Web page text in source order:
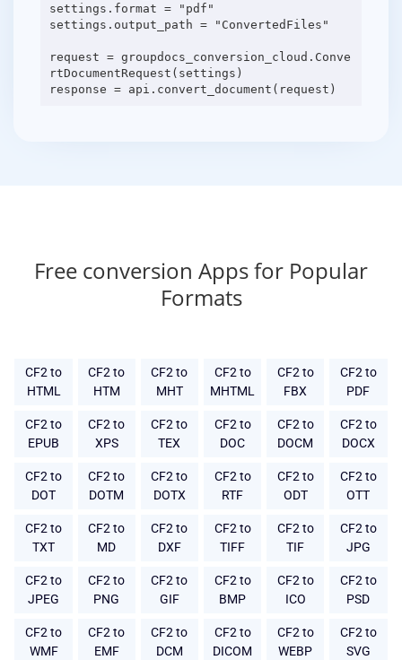
settings.format = "pdf"
settings.output_path = "ConvertedFiles"
request = groupdocs_conversion_cloud.Conve
rtDocumentRequest(settings)
Free conversion Apps for Popular
Formats
CF2 to
HTML
CF2 to
HTM
CF2 to
MHT
CF2 to
MHTML
CF2 to
FBX
CF2 to
PDF
CF2 to
EPUB
CF2 to
XPS
CF2 to
TEX
CF2 to
DOC
CF2 to
DOCM
CF2 to
DOCX
CF2 to
DOT
CF2 to
DOTM
CF2 to
DOTX
CF2 to
RTF
CF2 to
ODT
CF2 to
OTT
CF2 to
TXT
CF2 to
MD
CF2 to
DXF
CF2 to
TIFF
CF2 to
TIF
CF2 to
JPG
CF2 to
JPEG
CF2 to
PNG
CF2 to
GIF
CF2 to
BMP
CF2 to
ICO
CF2 to
PSD
CF2 to
WMF
CF2 to
EMF
CF2 to
DCM
CF2 to
DICOM
CF2 to
WEBP
CF2 to
SVG